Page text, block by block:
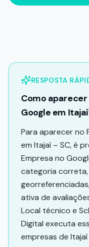
RESPOSTA
Como
Google em
Para aparecer no
em Itajaí – SC, é
Empresa no
categoria
ativa de
Local técnico e
Digital executa
empresas de Itajaí